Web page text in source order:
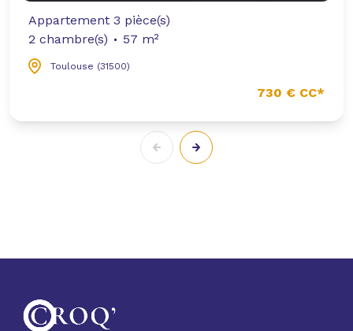
Appartement 3 pièce(s)
2 chambre(s)
57 m²
Toulouse (31500)
730 € CC*